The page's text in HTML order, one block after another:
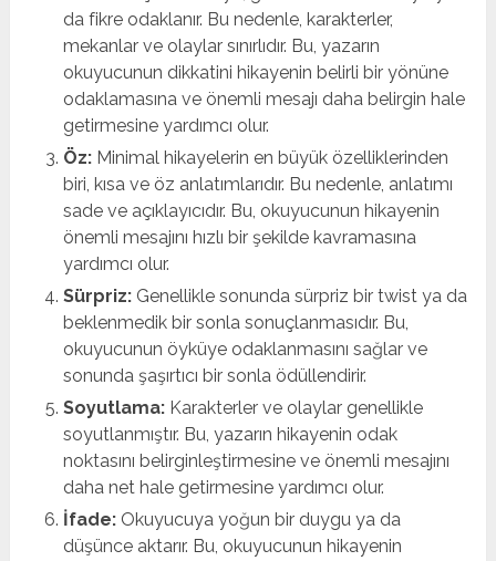
da fikre odaklanır. Bu nedenle, karakterler,
mekanlar ve olaylar sınırlıdır. Bu, yazarın
okuyucunun dikkatini hikayenin belirli bir yönüne
odaklamasına ve önemli mesajı daha belirgin hale
getirmesine yardımcı olur.
Öz:Minimal hikayelerin en büyük özelliklerinden
biri, kısa ve öz anlatımlarıdır. Bu nedenle, anlatımı
sade ve açıklayıcıdır. Bu, okuyucunun hikayenin
önemli mesajını hızlı bir şekilde kavramasına
yardımcı olur.
Sürpriz:Genellikle sonunda sürpriz bir twist ya da
beklenmedik bir sonla sonuçlanmasıdır. Bu,
okuyucunun öyküye odaklanmasını sağlar ve
sonunda şaşırtıcı bir sonla ödüllendirir.
Soyutlama:Karakterler ve olaylar genellikle
soyutlanmıştır. Bu, yazarın hikayenin odak
noktasını belirginleştirmesine ve önemli mesajını
daha net hale getirmesine yardımcı olur.
İfade:Okuyucuya yoğun bir duygu ya da
düşünce aktarır. Bu, okuyucunun hikayenin